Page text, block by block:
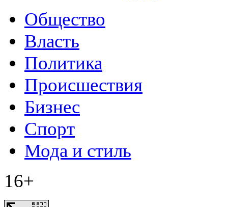
Общество
Власть
Политика
Происшествия
Бизнес
Спорт
Мода и стиль
16+